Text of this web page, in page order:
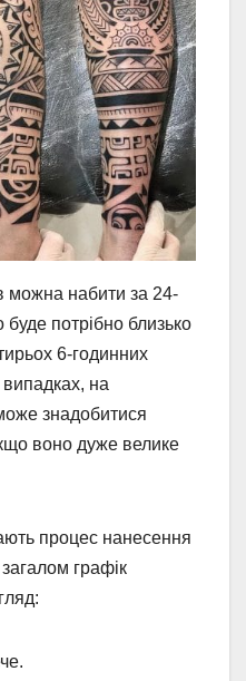
можна набити за 24-
потрібно близько
6-годинних
на
знадобитися
воно дуже велике
процес нанесення
графік